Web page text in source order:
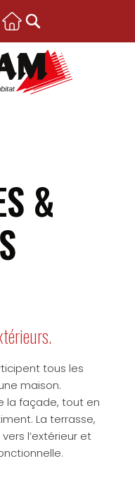
&
tous les
maison.
la façade, tout en
La terrasse,
l’extérieur et